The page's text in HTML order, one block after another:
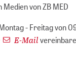
von ZB MED
- Freitag von
E-Mail